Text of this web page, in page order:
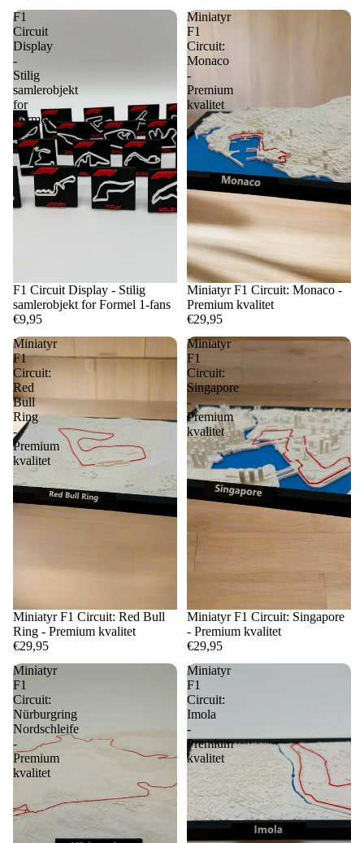
F1
Circuit
Display
-
Stilig
samlerobjekt
for
Formel
1-
fans
F1 Circuit Display - Stilig
samlerobjekt for Formel 1-fans
€9,95
Miniatyr
F1
Circuit:
Monaco
-
Premium
kvalitet
Miniatyr F1 Circuit: Monaco -
Premium kvalitet
€29,95
Miniatyr
F1
Circuit:
Red
Bull
Ring
-
Premium
kvalitet
Miniatyr F1 Circuit: Red Bull
Ring - Premium kvalitet
€29,95
Miniatyr
F1
Circuit:
Singapore
-
Premium
kvalitet
Miniatyr F1 Circuit: Singapore
- Premium kvalitet
€29,95
Miniatyr
F1
Circuit:
Nürburgring
Nordschleife
-
Premium
kvalitet
Miniatyr
F1
Circuit:
Imola
-
Premium
kvalitet